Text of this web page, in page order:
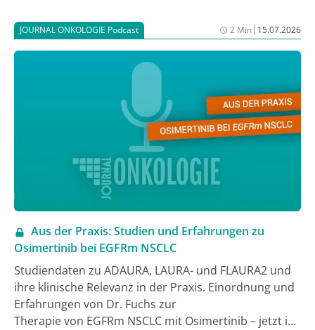
JOURNAL ONKOLOGIE Podcast 2 Min| 15.07.2026
Aus der Praxis: Studien und Erfahrungen zu
Osimertinib bei EGFRm NSCLC
Studiendaten zu ADAURA, LAURA- und FLAURA2 und
ihre klinische Relevanz in der Praxis. Einordnung und
Erfahrungen von Dr. Fuchs zur
Therapie von EGFRm NSCLC mit Osimertinib – jetzt im